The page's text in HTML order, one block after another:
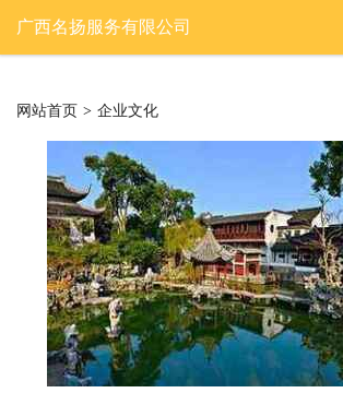
广西名扬服务有限公司
网站首页 > 企业文化